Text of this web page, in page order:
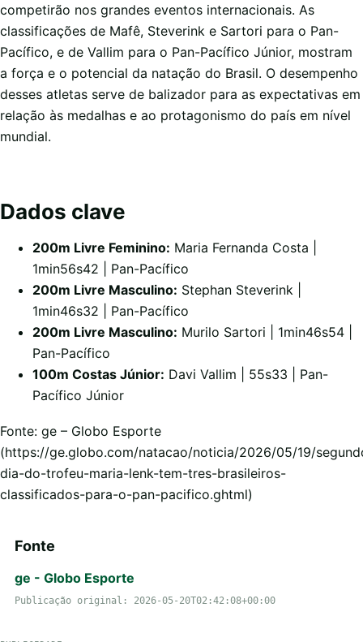
competirão nos grandes eventos internacionais. As
classificações de Mafê, Steverink e Sartori para o Pan-
Pacífico, e de Vallim para o Pan-Pacífico Júnior, mostram
a força e o potencial da natação do Brasil. O desempenho
desses atletas serve de balizador para as expectativas em
relação às medalhas e ao protagonismo do país em nível
mundial.
Dados clave
200m Livre Feminino: Maria Fernanda Costa |
1min56s42 | Pan-Pacífico
200m Livre Masculino: Stephan Steverink |
1min46s32 | Pan-Pacífico
200m Livre Masculino: Murilo Sartori | 1min46s54 |
Pan-Pacífico
100m Costas Júnior: Davi Vallim | 55s33 | Pan-
Pacífico Júnior
Fonte: ge – Globo Esporte
(https://ge.globo.com/natacao/noticia/2026/05/19/
dia-do-trofeu-maria-lenk-tem-tres-brasileiros-
classificados-para-o-pan-pacifico.ghtml)
Fonte
ge - Globo Esporte
Publicação original: 2026-05-20T02:42:08+00:00